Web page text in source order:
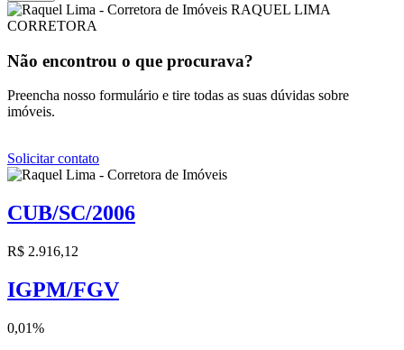
RAQUEL LIMA
CORRETORA
Não encontrou o que procurava?
Preencha nosso formulário e tire todas as suas dúvidas sobre
imóveis.
Solicitar contato
CUB/SC/2006
R$ 2.916,12
IGPM/FGV
0,01%